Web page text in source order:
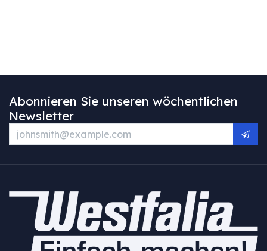
Abonnieren Sie unseren wöchentlichen
Newsletter